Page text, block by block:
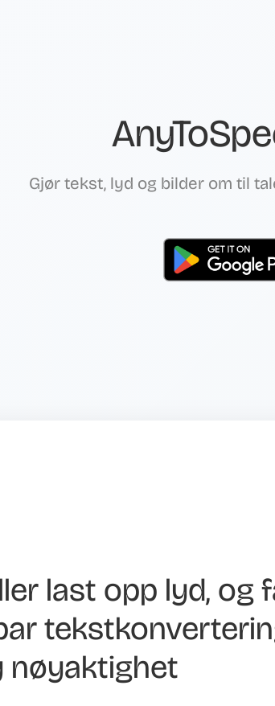
Gjør tekst, lyd og bilder om til
last opp lyd, og
nøyaktighet